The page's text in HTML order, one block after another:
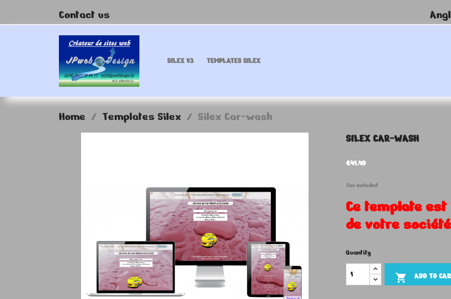
Contact us
SILEX V3 TEMPLATES SILEX
Home Templates Silex Silex Car-wash
SILEX CAR-WASH
€41.40
Tax included
Ce template
de votre
Quantity
 ADD TO